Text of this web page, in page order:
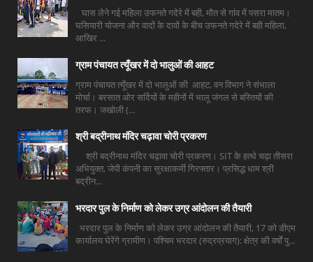
घास लेने गई महिला उफनते गदेरे में बही, मौत से गांव में पसरा मातम।
घसियारी योजना और वादों के दावों के बीच उफनते गदेरे में बही महिला,
आखिर ...
ग्राम पंचायत त्यूँखर में दो भालुओं की आहट
ग्राम पंचायत त्यूँखर में दो भालुओं की आहट, वन विभाग ने संभाला
मोर्चा। बरसात ओर सर्दियों के महीनों में भालू जंगल से बस्तियों की
तरफ। जखोली (...
श्री बद्रीनाथ मंदिर चढ़ावा चोरी प्रकरण
श्री बद्रीनाथ मंदिर चढ़ावा चोरी प्रकरण। SIT के हत्थे चढ़ा तीसरा
अभियुक्त, जेपी कंपनी का सुरक्षाकर्मी गिरफ्तार। प्रसिद्ध धाम श्री
बद्रीन...
भरदार पुल के निर्माण को लेकर उग्र आंदोलन की तैयारी
भरदार पुल के निर्माण को लेकर उग्र आंदोलन की तैयारी, 17 को डीएम
कार्यालय घेरेंगे ग्रामीण। पश्चिम भरदार (रुद्रप्रयाग): क्षेत्र की वर्षों पु...